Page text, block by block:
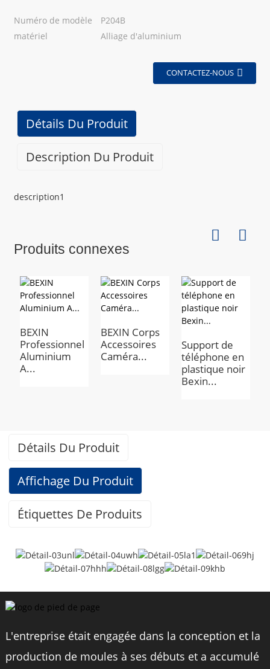
Numéro de modèle
P204B
matériel
Alliage d'aluminium
CONTACTEZ-NOUS
Détails Du Produit
Description Du Produit
description1
Produits connexes
BEXIN
Professionnel
Aluminium
A...
BEXIN Corps
Accessoires
Caméra...
Support de
téléphone en
plastique noir
Bexin...
Détails Du Produit
Affichage Du Produit
Étiquettes De Produits
Caractéristiques
Marque
Modèle
L'entreprise était engagée dans la conception et la
production de moules à ses débuts et a accumulé